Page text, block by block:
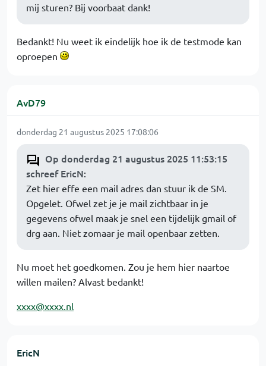
mij sturen? Bij voorbaat dank!
Bedankt! Nu weet ik eindelijk hoe ik de testmode kan
oproepen
AvD79
donderdag 21 augustus 2025 17:08:06
Op donderdag 21 augustus 2025 11:53:15
schreef EricN:
Zet hier effe een mail adres dan stuur ik de SM.
Opgelet. Ofwel zet je je mail zichtbaar in je
gegevens ofwel maak je snel een tijdelijk gmail of
drg aan. Niet zomaar je mail openbaar zetten.
Nu moet het goedkomen. Zou je hem hier naartoe
willen mailen? Alvast bedankt!
xxxx@xxxx.nl
EricN